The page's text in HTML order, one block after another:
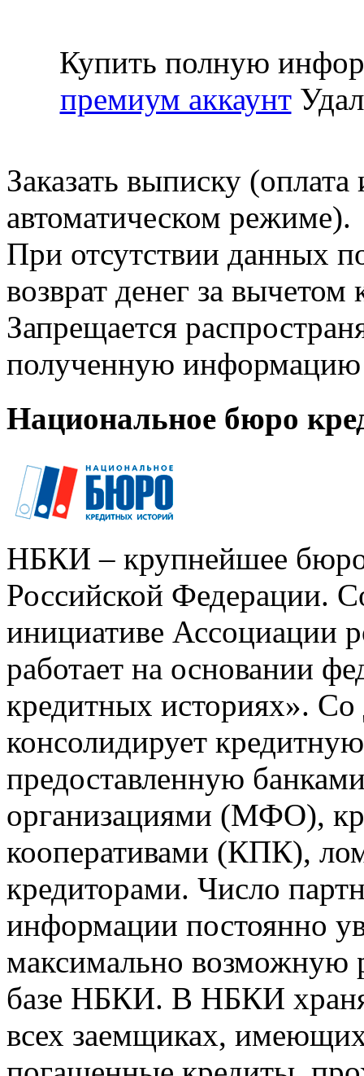
Купить полную
премиум аккаунт
Заказать выписку
автоматическом режиме).
При отсутствии данных
возврат денег за
Запрещается
полученную информацию
Национальное бюро
НБКИ – крупнейшее
Российской Федерации.
инициативе Ассоциации
работает на основании
кредитных историях».
консолидирует
предоставленную
организациями (МФО),
кооперативами (КПК),
кредиторами. Число
информации постоянно
максимально возможную
базе НБКИ. В НБКИ
всех заемщиках,